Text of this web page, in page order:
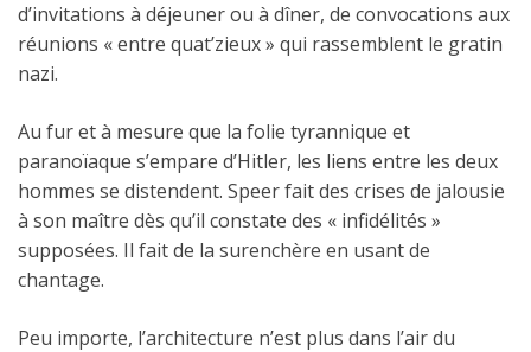
d’invitations à déjeuner ou à dîner, de convocations aux
réunions « entre quat’zieux » qui rassemblent le gratin
nazi.
Au fur et à mesure que la folie tyrannique et
paranoïaque s’empare d’Hitler, les liens entre les deux
hommes se distendent. Speer fait des crises de jalousie
à son maître dès qu’il constate des « infidélités »
supposées. Il fait de la surenchère en usant de
chantage.
Peu importe, l’architecture n’est plus dans l’air du